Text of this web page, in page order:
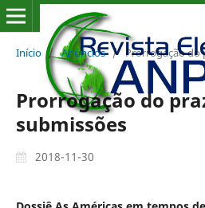
Início / Anúncios / Prorrogação do
Prorrogação do
submissões
2018-11-30